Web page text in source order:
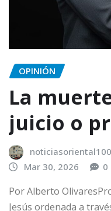
OPINIÓN
La
juicio o
Mar 30, 2026
0
Por Alberto
Jesús ordenada a